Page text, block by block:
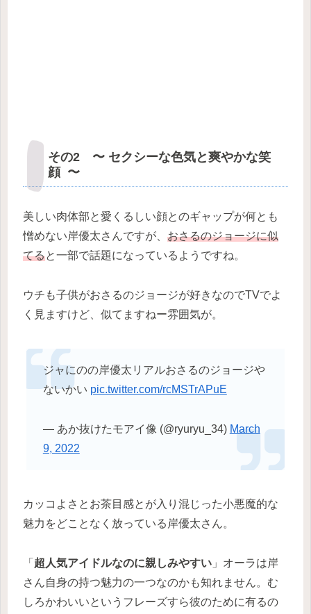
その2 〜 セクシーな色気と爽やかな笑
顔 〜
美しい肉体部と愛くるしい顔とのギャップが何とも
憎めない岸優太さんですが、 おさるのジョージに似
てると一部で話題になっているようですね。
ウチも子供がおさるのジョージが好きなのでTVでよ
く見ますけど、似てますねー雰囲気が。
ジャにのの岸優太リアルおさるのジョージや
ないかい pic.twitter.com/rcMSTrAPuE
— あか抜けたモアイ像 (@ryuryu_34) March
9, 2022
カッコよさとお茶目感とが入り混じった小悪魔的な
魅力をどことなく放っている岸優太さん。
「 超人気アイドルなのに親しみやすい 」オーラは岸
さん自身の持つ魅力の一つなのかも知れません。む
しろかわいいというフレーズすら彼のために有るの